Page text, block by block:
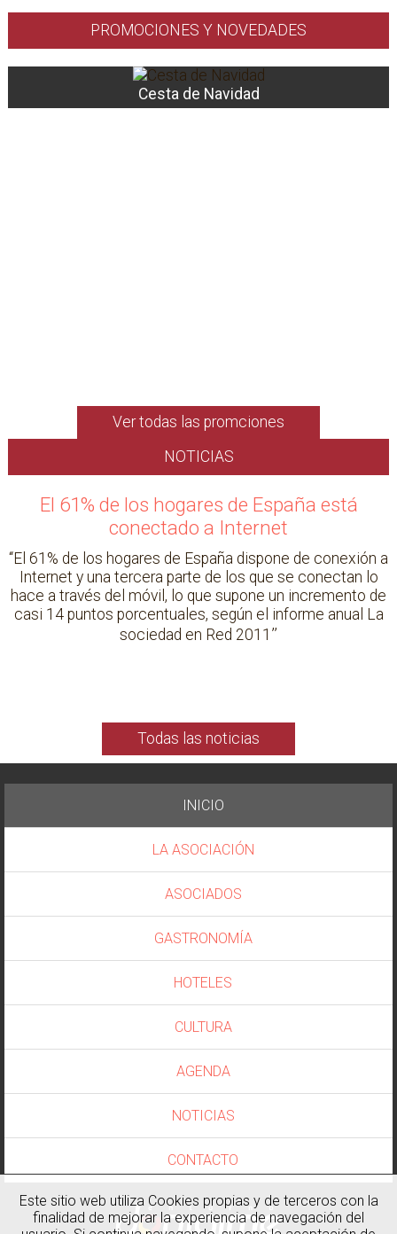
PROMOCIONES Y NOVEDADES
Bases Sorteo cesta de Navidad
Ver todas las promciones
NOTICIAS
El 61% de los hogares de España está
conectado a Internet
El 61% de los hogares de España dispone de conexión a
Internet y una tercera parte de los que se conectan lo
hace a través del móvil, lo que supone un incremento de
casi 14 puntos porcentuales, según el informe anual La
sociedad en Red 2011
Todas las noticias
INICIO
LA ASOCIACIÓN
ASOCIADOS
GASTRONOMÍA
HOTELES
CULTURA
AGENDA
NOTICIAS
CONTACTO
Este sitio web utiliza Cookies propias y de terceros con la
finalidad de mejorar la experiencia de navegación del